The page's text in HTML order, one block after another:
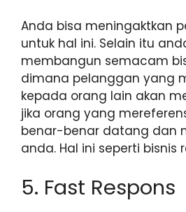
Anda bisa meningaktkan
untuk hal ini. Selain itu
membangun semacam
dimana pelanggan yang
kepada orang lain akan
jika orang yang
benar-benar datang dan
anda. Hal ini seperti bisnis
5. Fast Respons